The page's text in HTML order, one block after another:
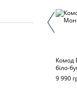
Комод
біло-
9 990